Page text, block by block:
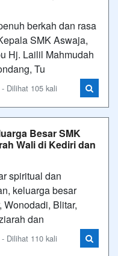
berkah dan rasa
SMK Aswaja,
Hj. Lailil Mahmudah
Tu
Dilihat 105 kali
Besar SMK
Wali di Kediri dan
spiritual dan
keluarga besar
Blitar,
dan
Dilihat 110 kali